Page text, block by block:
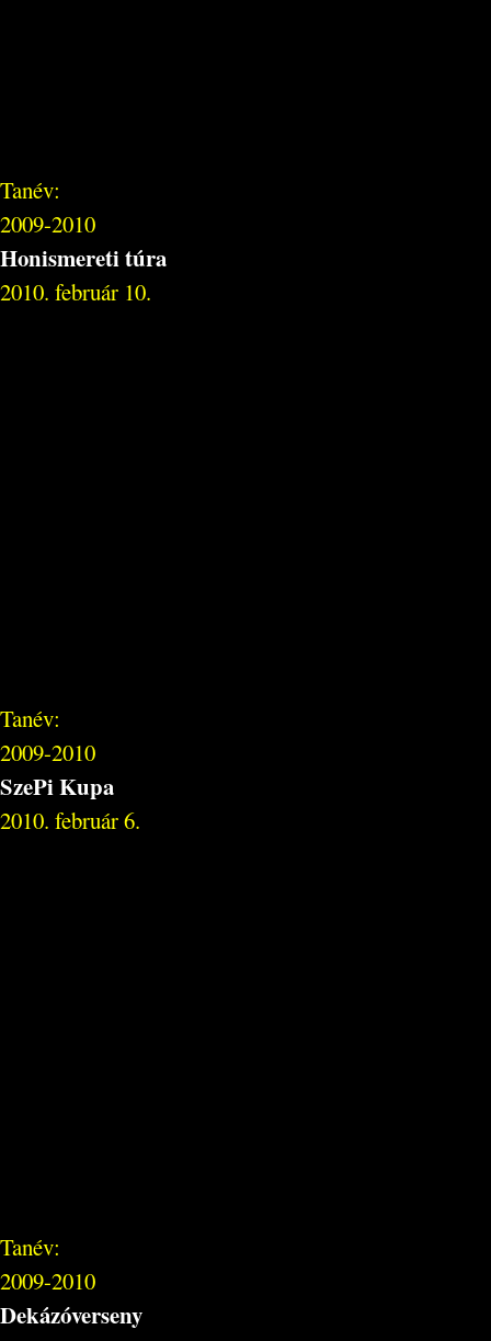
Tanév:
2009-2010
Honismereti túra
2010. február 10.
Tanév:
2009-2010
SzePi Kupa
2010. február 6.
Tanév:
2009-2010
Dekázóverseny